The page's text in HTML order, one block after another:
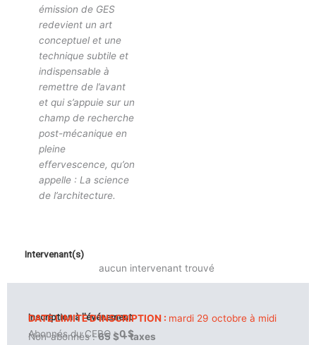
émission de GES
redevient un art
conceptuel et une
technique subtile et
indispensable à
remettre de l’avant
et qui s’appuie sur un
champ de recherche
post-mécanique en
pleine
effervescence, qu’on
appelle : La science
de l’architecture.
Intervenant(s)
aucun intervenant trouvé
Inscription à l'événement
DATE LIMITE D'INSCRIPTION : mardi 29 octobre à midi
Abonnés du CEBQ :0 $
Non-abonnés :65 $ + taxes